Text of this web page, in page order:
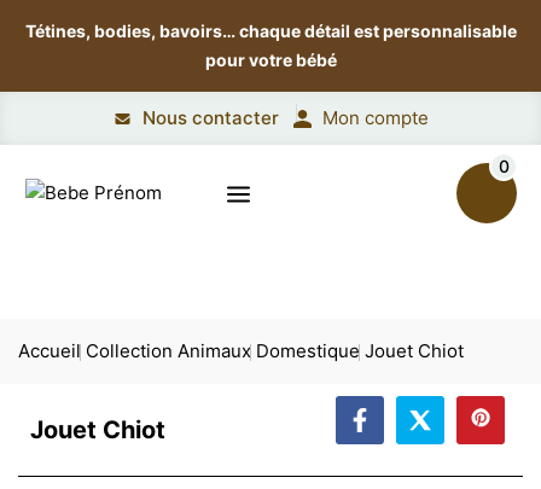
Tétines, bodies, bavoirs…chaque détail est personnalisable
pour votre bébé
Nous contacter Mon compte
0
Accueil Collection Animaux Domestique Jouet Chiot
Jouet Chiot